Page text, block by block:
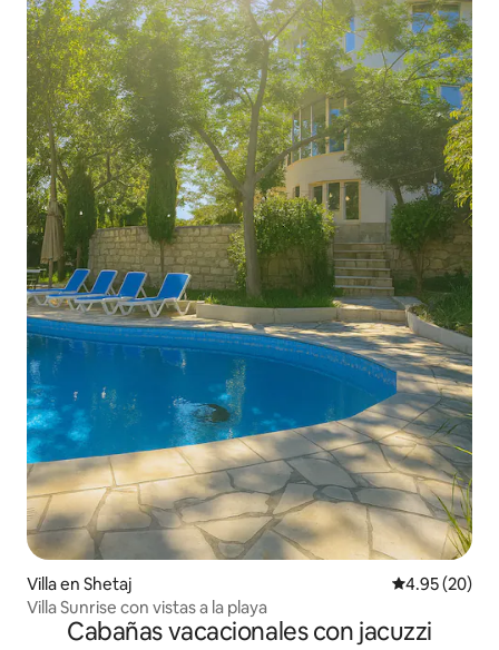
Villa en Shetaj Calificación
4.95 (20)
Villa Sunrise con vistas a la playa
Cabañas vacacionales con jacuzzi